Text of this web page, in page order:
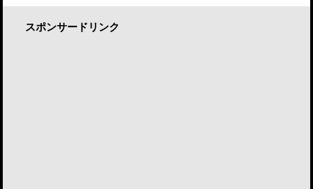
スポンサードリンク